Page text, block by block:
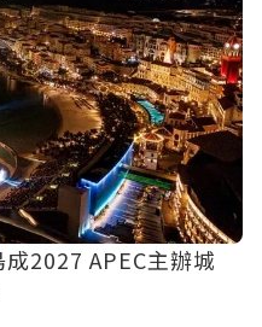
成2027 APEC主辦城